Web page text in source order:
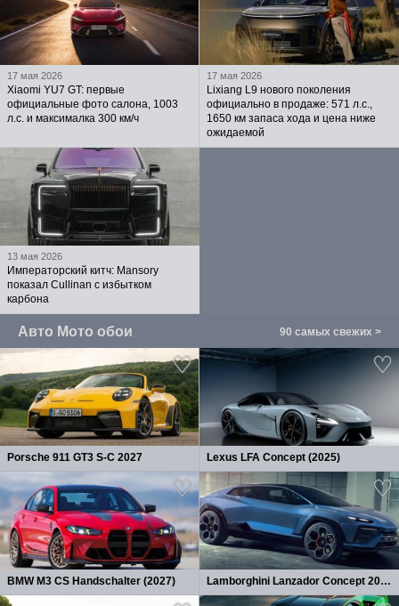
17 мая 2026
Xiaomi YU7 GT: первые
официальные фото салона, 1003
л.с. и максималка 300 км/ч
17 мая 2026
Lixiang L9 нового поколения
официально в продаже: 571 л.с.,
1650 км запаса хода и цена ниже
ожидаемой
13 мая 2026
Императорский китч: Mansory
показал Cullinan с избытком
карбона
Авто Мото обои 90 самых свежих >
Porsche 911 GT3 S-C 2027 Lexus LFA Concept (2025)
BMW M3 CS Handschalter (2027) Lamborghini Lanzador Concept 2026